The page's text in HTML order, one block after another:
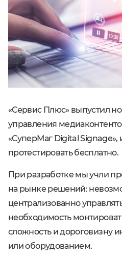
«Сервис Плюс» выпустил
управления
«СуперМаг Digital
протестировать бесплатно.
При разработке мы учли
на рынке решений:
централизованно
необходимость
сложность и дороговизну
или оборудованием.